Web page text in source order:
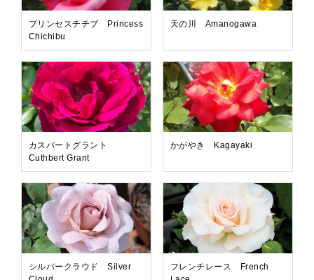
プリンセスチチブ Princess
Chichibu
天の川 Amanogawa
カスバートグラント
Cuthbert Grant
かがやき Kagayaki
シルバークラウド Silver
フレンチレース French